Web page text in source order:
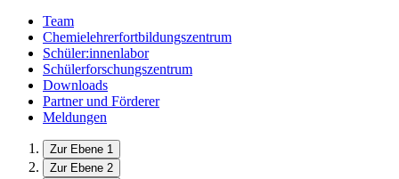
Team
Chemielehrerfortbildungszentrum
Schüler:innenlabor
Schülerforschungszentrum
Downloads
Partner und Förderer
Meldungen
Zur Ebene 1
Zur Ebene 2